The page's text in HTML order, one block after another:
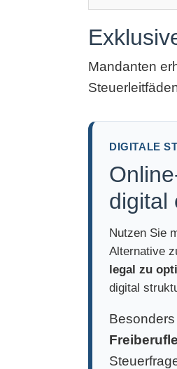
Mandanten
DIGITALE
digital
Nutzen Sie
Alternative
legal zu
digital